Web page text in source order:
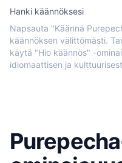
Hanki käännöksesi
Napsauta "Käännä
käännöksen välittömästi.
käytä "Hio käännös" -
idiomaattisen ja